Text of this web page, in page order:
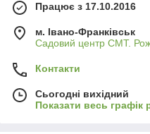
Працює з 17.10.2016
м. Івано-Франківськ
Садовий центр СМТ.
Контакти
Сьогодні вихідний
Показати весь графік